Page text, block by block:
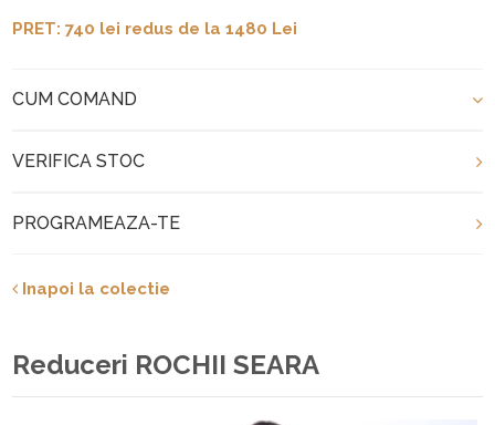
PRET: 740 lei redus de la 1480 Lei
CUM COMAND
VERIFICA STOC
PROGRAMEAZA-TE
Inapoi la colectie
Reduceri ROCHII SEARA